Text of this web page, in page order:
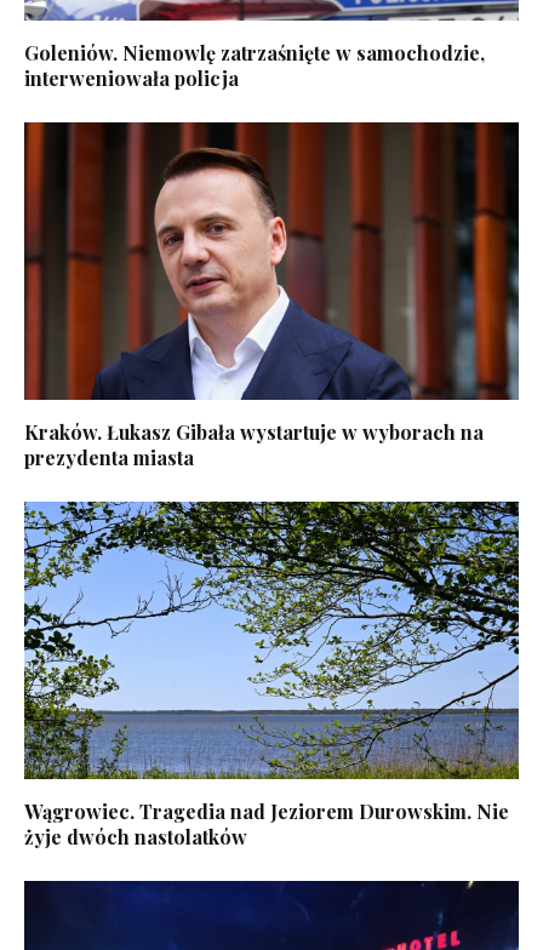
Goleniów. Niemowlę zatrzaśnięte w samochodzie,
interweniowała policja
Kraków. Łukasz Gibała wystartuje w wyborach na
prezydenta miasta
Wągrowiec. Tragedia nad Jeziorem Durowskim. Nie
żyje dwóch nastolatków